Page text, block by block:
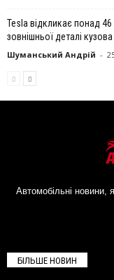
Tesla відкликає понад 46
зовнішньої деталі кузова
Шуманський Андрій -
Автомобільні новини,
БІЛЬШЕ НОВИН